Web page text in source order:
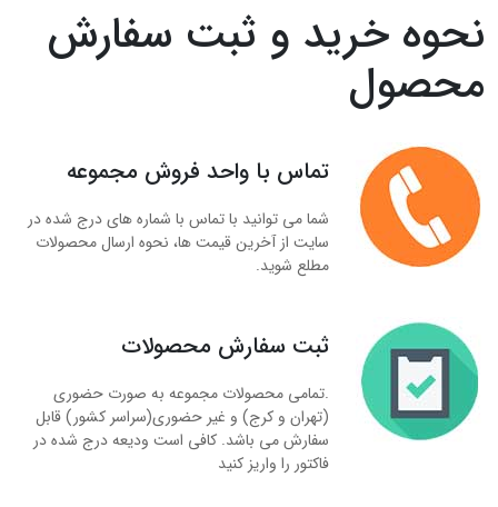
نحوه خرید و ثبت سفارش
محصول
تماس با واحد فروش مجموعه
شما می توانید با تماس با شماره های درج شده در
سایت از آخرین قیمت ها، نحوه ارسال محصولات
مطلع شوید.
ثبت سفارش محصولات
.تمامی محصولات مجموعه به صورت حضوری
(تهران و کرج) و غیر حضوری(سراسر کشور) قابل
سفارش می باشد. کافی است ودیعه درج شده در
فاکتور را واریز کنید